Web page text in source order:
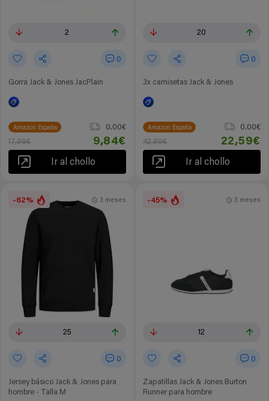
2
0
Gorra Jack & Jones JacPlain
Amazon España
0.00€
17,99€
9,84€
Ir al chollo
20
0
3x camisetas Jack & Jones
Amazon España
0.00€
42,99€
22,59€
Ir al chollo
-62%
25
0
Jersey básico Jack & Jones para
hombre - Talla M
3 meses -45%
12
0
Zapatillas Jack & Jones Burton
Runner para hombre
3 meses